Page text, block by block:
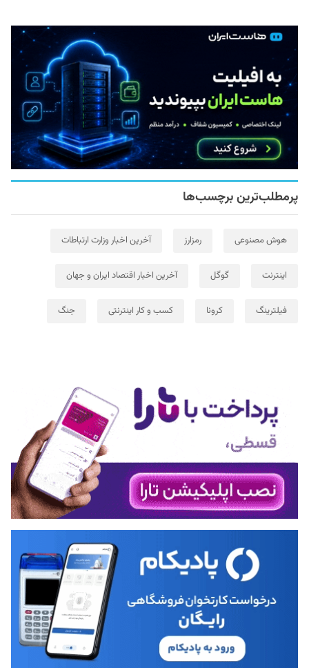
پرمطلب‌ترین برچسب‌ها
هوش مصنوعی رمزارز آخرین اخبار وزارت ارتباطات
اینترنت گوگل آخرین اخبار اقتصاد ایران و جهان
فیلترینگ کرونا کسب و کار اینترنتی جنگ